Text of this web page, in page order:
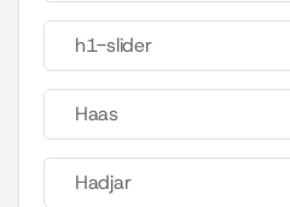
h1-slider
Haas
Hadjar